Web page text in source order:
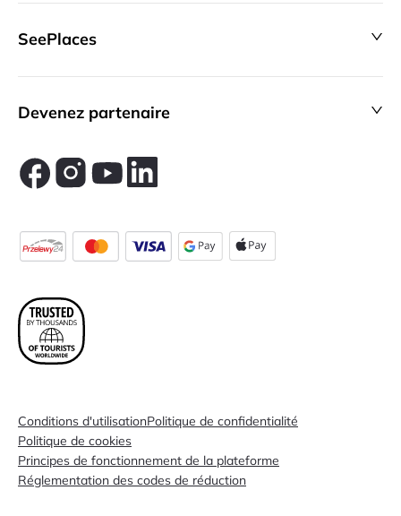
SeePlaces
Devenez partenaire
Conditions d'utilisationPolitique de confidentialité
Politique de cookies
Principes de fonctionnement de la plateforme
Réglementation des codes de réduction